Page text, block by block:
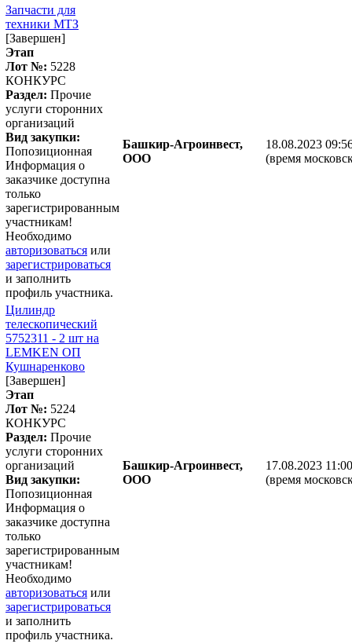
Запчасти для
техники МТЗ
[Завершен]
Этап
Лот №: 5228
КОНКУРС
Раздел: Прочие
услуги сторонних
организаций
Вид закупки:
Попозиционная
Информация о
заказчике доступна
только
зарегистрированным
участникам!
Необходимо
авторизоваться или
зарегистрироваться
и заполнить
профиль участника.
Башкир-Агроинвест,
ООО
18.08.2023
(время
Цилиндр
телескопический
5752311 - 2 шт на
LEMKEN ОП
Кушнаренково
[Завершен]
Этап
Лот №: 5224
КОНКУРС
Раздел: Прочие
услуги сторонних
организаций
Вид закупки:
Попозиционная
Информация о
заказчике доступна
только
зарегистрированным
участникам!
Необходимо
авторизоваться или
зарегистрироваться
и заполнить
профиль участника.
Башкир-Агроинвест,
ООО
17.08.2023
(время